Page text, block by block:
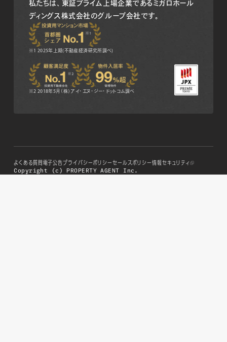
私たちは、東証プライム上場企業である ミガロホール
ディングス株式会社のグループ会社です。
※1 2025年上期(不動産経済研究所調べ)
※2 2018年5月（株）アイ・エヌ・ジー・ドットコム調べ
よくある質問電子公告プライバシーポリシーセールスポリシー情報セキュリティ
Copyright (c) PROPERTY AGENT Inc.